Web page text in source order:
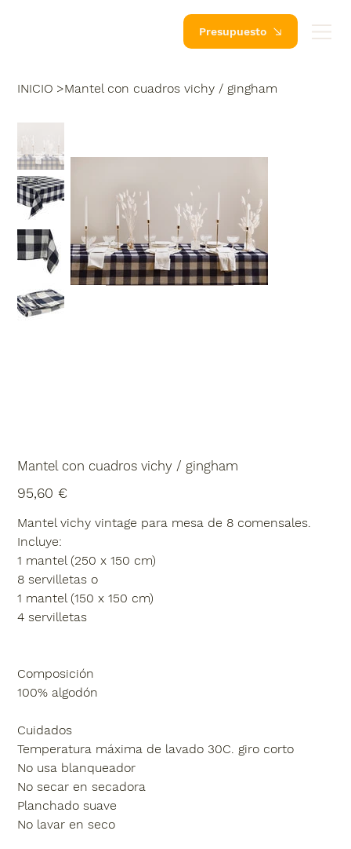
Presupuesto
INICIO >Mantel con cuadros vichy / gingham
Mantel con cuadros vichy / gingham
95,60 €
Mantel vichy vintage para mesa de 8 comensales.
Incluye:
1 mantel (250 x 150 cm)
8 servilletas o
1 mantel (150 x 150 cm)
4 servilletas
Composición
100% algodón
Cuidados
Temperatura máxima de lavado 30C. giro corto
No usa blanqueador
No secar en secadora
Planchado suave
No lavar en seco